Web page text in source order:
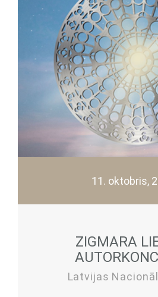
11. oktobris,
ZIGMARA
Latvijas